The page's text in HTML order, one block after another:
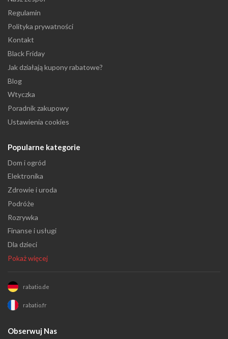
Regulamin
Polityka prywatności
Kontakt
Black Friday
Jak działają kupony rabatowe?
Blog
Wtyczka
Poradnik zakupowy
Ustawienia cookies
Popularne kategorie
Dom i ogród
Elektronika
Zdrowie i uroda
Podróże
Rozrywka
Finanse i usługi
Dla dzieci
Pokaż więcej
rabatio.de
rabatio.fr
Obserwuj Nas